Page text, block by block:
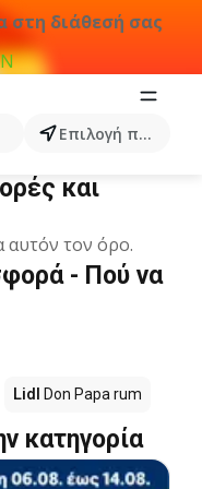
στη διάθεσή σας
προϊόντων...
Επιλογή πόλης
και
αυτόν τον όρο.
- Πού να
Lidl Don Papa rum
κατηγορία